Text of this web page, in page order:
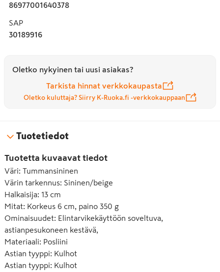
86977001640378
SAP
30189916
Oletko nykyinen tai uusi asiakas?
Tarkista hinnat verkkokaupasta
Oletko kuluttaja? Siirry K-Ruoka.fi -verkkokauppaan
Tuotetiedot
Tuotetta kuvaavat tiedot
Väri: Tummansininen
Värin tarkennus: Sininen/beige
Halkaisija: 13 cm
Mitat: Korkeus 6 cm, paino 350 g
Ominaisuudet: Elintarvikekäyttöön soveltuva,
astianpesukoneen kestävä,
Materiaali: Posliini
Astian tyyppi: Kulhot
Astian tyyppi: Kulhot